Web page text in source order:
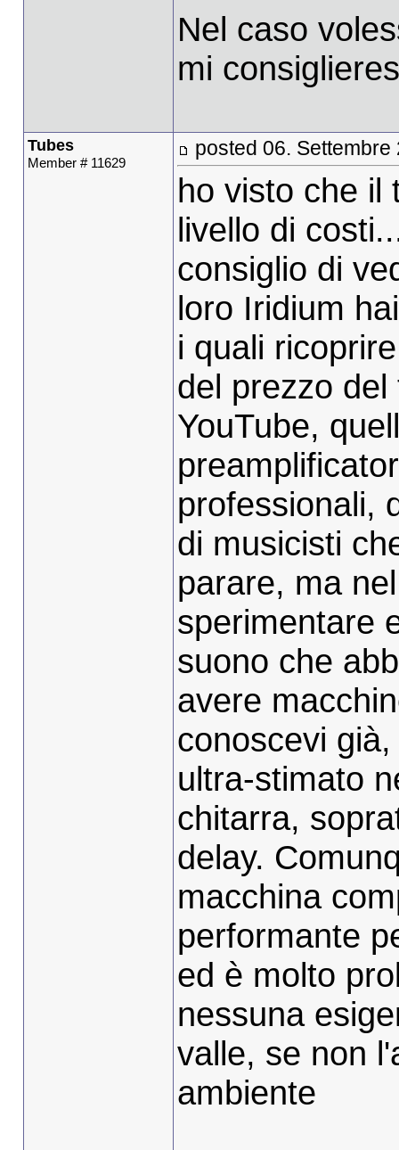
Nel caso
mi
Tubes
Member # 11629
posted 06. Settembre
ho visto che il
livello di
consiglio di
loro Iridium
i quali
del prezzo
YouTube,
professionali,
di musicisti
parare, ma
sperimentare
suono che
avere
conoscevi
ultra-stimato
chitarra,
delay.
macchina
performante
ed è molto
nessuna
valle, se non
ambiente